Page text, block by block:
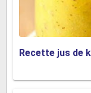
Recette jus de